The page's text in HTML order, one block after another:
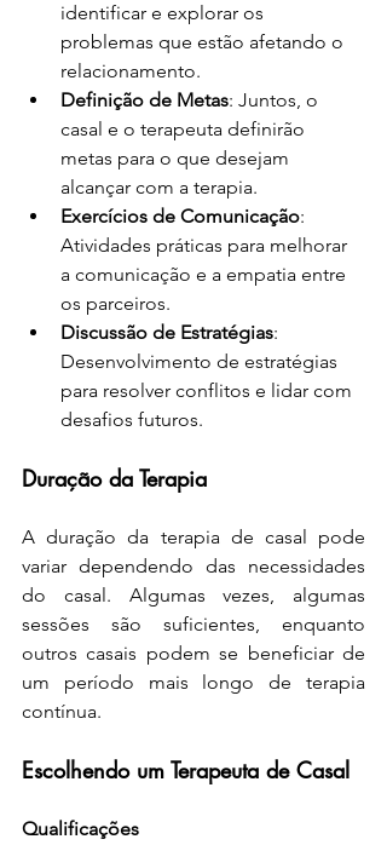
identificar e explorar os
problemas que estão afetando o
relacionamento.
Definição de Metas: Juntos, o
casal e o terapeuta definirão
metas para o que desejam
alcançar com a terapia.
Exercícios de Comunicação:
Atividades práticas para melhorar
a comunicação e a empatia entre
os parceiros.
Discussão de Estratégias:
Desenvolvimento de estratégias
para resolver conflitos e lidar com
desafios futuros.
Duração da Terapia
A duração da terapia de casal pode
variar dependendo das necessidades
do casal. Algumas vezes, algumas
sessões são suficientes, enquanto
outros casais podem se beneficiar de
um período mais longo de terapia
contínua.
Escolhendo um Terapeuta de Casal
Qualificações